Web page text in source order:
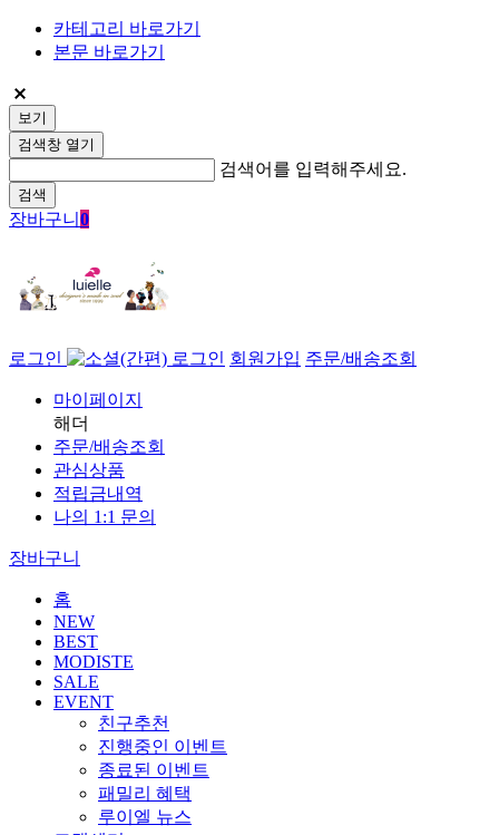
카테고리 바로가기
본문 바로가기
보기
검색창 열기
검색어를 입력해주세요.
검색
장바구니 0
로그인 회원가입 주문/배송조회
마이페이지
해더
주문/배송조회
관심상품
적립금내역
나의 1:1 문의
장바구니
홈
NEW
BEST
MODISTE
SALE
EVENT
친구추천
진행중인 이벤트
종료된 이벤트
패밀리 혜택
루이엘 뉴스